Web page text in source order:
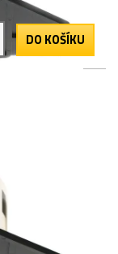
DO KOŠÍKU